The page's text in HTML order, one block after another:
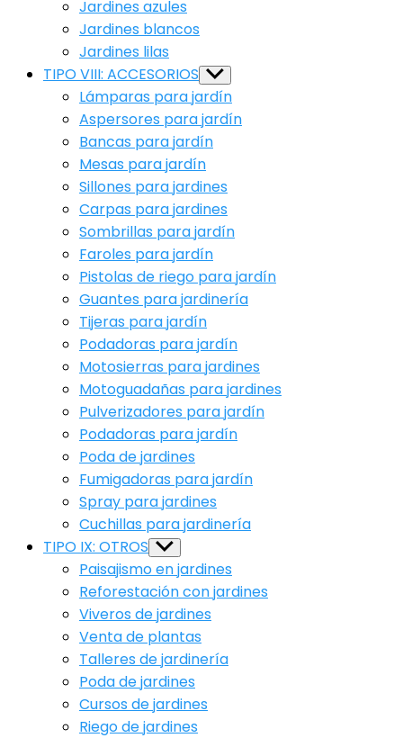
Jardines azules
Jardines blancos
Jardines lilas
TIPO VIII: ACCESORIOS Show
sub
menu
Lámparas para jardín
Aspersores para jardín
Bancas para jardín
Mesas para jardín
Sillones para jardines
Carpas para jardines
Sombrillas para jardín
Faroles para jardín
Pistolas de riego para jardín
Guantes para jardinería
Tijeras para jardín
Podadoras para jardín
Motosierras para jardines
Motoguadañas para jardines
Pulverizadores para jardín
Podadoras para jardín
Poda de jardines
Fumigadoras para jardín
Spray para jardines
Cuchillas para jardinería
TIPO IX: OTROS Show
sub
menu
Paisajismo en jardines
Reforestación con jardines
Viveros de jardines
Venta de plantas
Talleres de jardinería
Poda de jardines
Cursos de jardines
Riego de jardines